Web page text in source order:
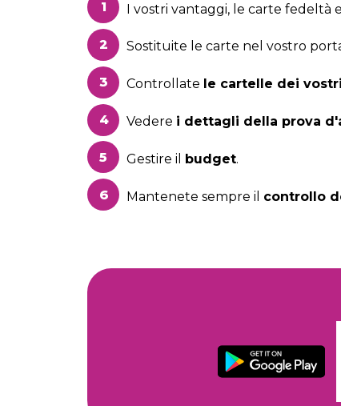
I vostri vantaggi, le carte fedeltà
Sostituite le carte nel vostro
Controllate le cartelle dei
Vedere i dettagli della prova
Gestire il budget.
Mantenete sempre il controllo